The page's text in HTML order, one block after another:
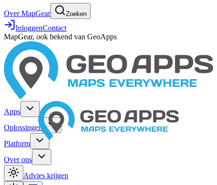
Over MapGear Zoeken
InloggenContact
MapGear, ook bekend van GeoApps
Apps
Oplossingen
Platform
Over ons
Advies krijgen